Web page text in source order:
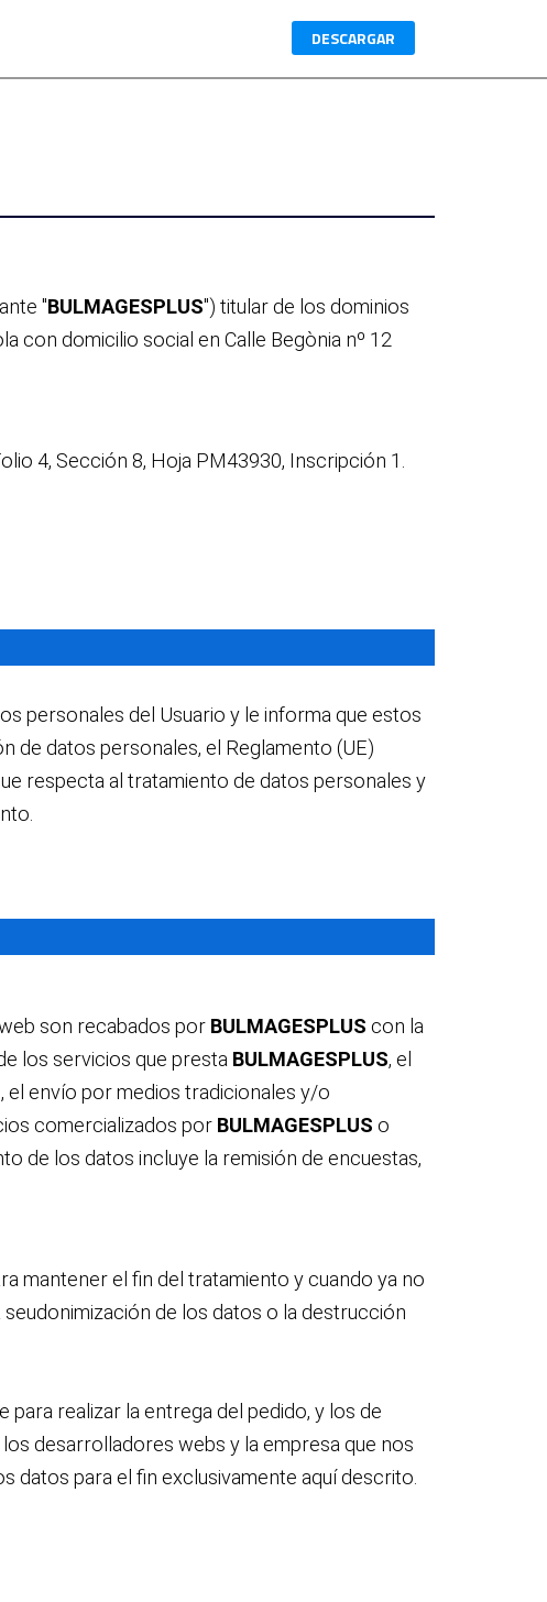
DESCARGAR
"BULMAGESPLUS") titular de los dominios
con domicilio social en Calle Begònia nº 12
4, Sección 8, Hoja PM43930, Inscripción 1.
personales del Usuario y le informa que estos
de datos personales, el Reglamento (UE)
respecta al tratamiento de datos personales y
son recabados por BULMAGESPLUS con la
los servicios que presta BULMAGESPLUS, el
el envío por medios tradicionales y/o
comercializados por BULMAGESPLUS o
de los datos incluye la remisión de encuestas,
mantener el fin del tratamiento y cuando ya no
de los datos o la destrucción
realizar la entrega del pedido, y los de
desarrolladores webs y la empresa que nos
datos para el fin exclusivamente aquí descrito.